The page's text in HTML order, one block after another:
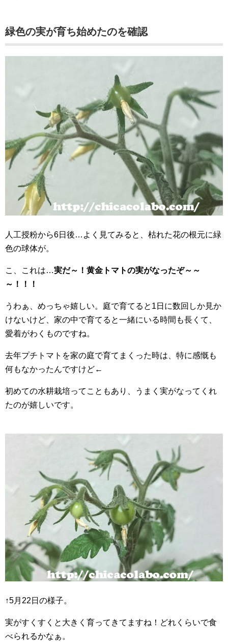
緑色の実が育ち始めたのを確認
人工授粉から6日後…よく見てみると、枯れた花の根元に緑
色の球体が。
こ、これは…実だ～！黄金トマトの実がなったぞ～～
～！！！
うわぁ、めっちゃ嬉しい。庭で育てると1日に数回しか見か
けないけど、家の中で育てると一緒にいる時間も長くて、
愛着がわくものですね。
去年プチトマトを家の庭で育てまくった時は、特に感慨も
何もなかったんですけど←
初めての水耕栽培ってこともあり、うまく実がなってくれ
たのが嬉しいです。
↑5月22日の様子。
実がすくすくと大きく育ってきてますね！どれくらいで食
べられるかなぁ。